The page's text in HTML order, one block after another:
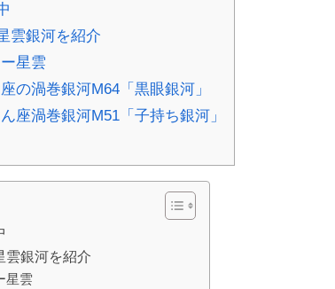
雲銀河を紹介
星雲
の渦巻銀河M64「黒眼銀河」
座渦巻銀河M51「子持ち銀河」
雲銀河を紹介
星雲